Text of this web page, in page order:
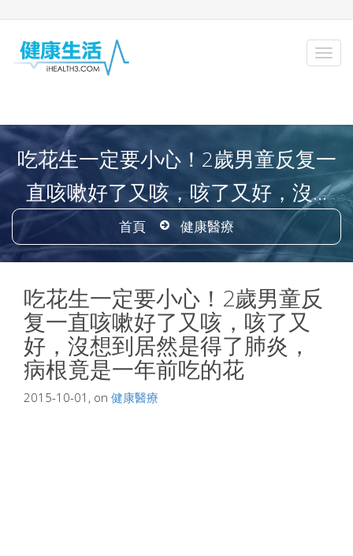
吃花生一定要小心！2歲男童反复一
直咳嗽好了又咳，咳了又好，沒...
首頁 健康醫療
吃花生一定要小心！2歲男童反
复一直咳嗽好了又咳，咳了又
好，沒想到居然是得了肺炎，
病根竟是一年前吃的花
2015-10-01, on 健康醫療